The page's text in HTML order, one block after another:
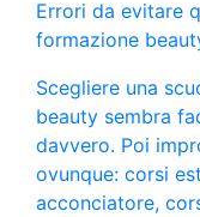
Errori da evitare
formazione
Scegliere una
beauty sembra
davvero. Poi
ovunque: corsi
acconciatore,